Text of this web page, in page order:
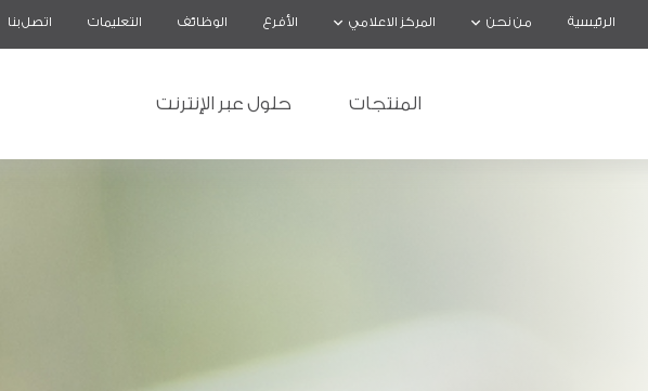
الرئيسية من نحن المركز الاعلامي الأفرع الوظائف التعليمات اتصل بنا
المنتجات حلول عبر الإنترنت